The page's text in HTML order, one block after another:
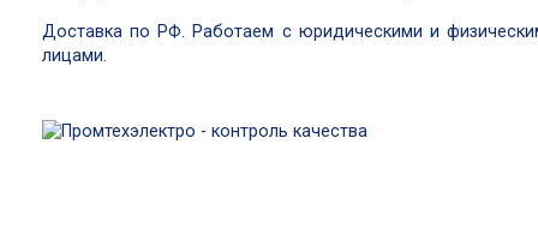
Доставка по РФ. Работаем с юридическими и
лицами.